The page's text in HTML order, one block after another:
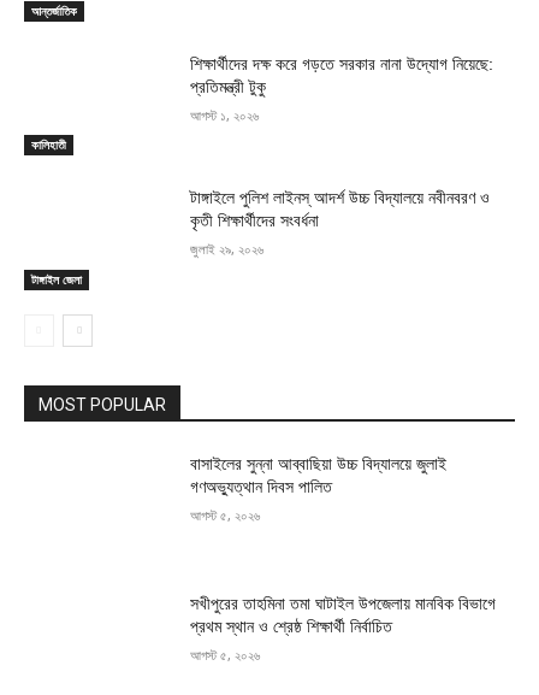
আন্তর্জাতিক
কালিহাতী
শিক্ষার্থীদের দক্ষ করে গড়তে সরকার নানা উদ্যোগ নিয়েছে:
প্রতিমন্ত্রী টুকু
আগস্ট ১, ২০২৬
টাঙ্গাইল জেলা
টাঙ্গাইলে পুলিশ লাইনস্ আদর্শ উচ্চ বিদ্যালয়ে নবীনবরণ ও
কৃতী শিক্ষার্থীদের সংবর্ধনা
জুলাই ২৯, ২০২৬
MOST POPULAR
বাসাইলের সুন্না আব্বাছিয়া উচ্চ বিদ্যালয়ে জুলাই
গণঅভ্যুত্থান দিবস পালিত
আগস্ট ৫, ২০২৬
সখীপুরের তাহমিনা তমা ঘাটাইল উপজেলায় মানবিক বিভাগে
প্রথম স্থান ও শ্রেষ্ঠ শিক্ষার্থী নির্বাচিত
আগস্ট ৫, ২০২৬